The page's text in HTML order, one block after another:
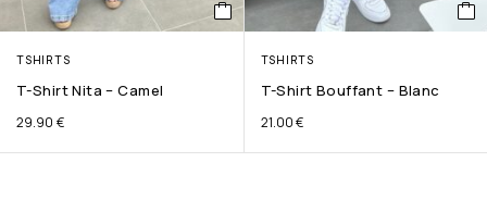
TSHIRTS
T-Shirt Nita – Camel
29.90 €
TSHIRTS
T-Shirt Bouffant – Blanc
21.00€